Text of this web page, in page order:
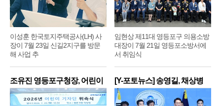
이성훈 한국토지주택공사(LH) 사
장이 7월 23일 신길2지구를 방문
해 사업 추
임현상 제11대 영등포구 의용소방
대장이 7월 21일 영등포소방서에
서 취임식
조유진 영등포구청장, 어린이
기
[Y-포토뉴스] 송영길, 채상병
순